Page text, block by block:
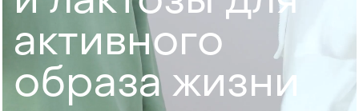
ак­тив­но­го
об­ра­за жиз­ни